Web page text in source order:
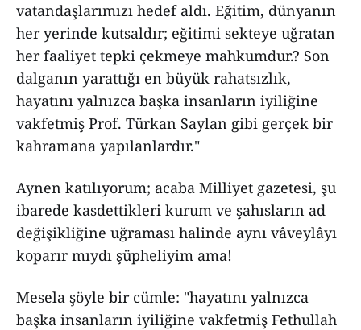
vatandaşlarımızı hedef aldı. Eğitim, dünyanın
her yerinde kutsaldır; eğitimi sekteye uğratan
her faaliyet tepki çekmeye mahkumdur.? Son
dalganın yarattığı en büyük rahatsızlık,
hayatını yalnızca başka insanların iyiliğine
vakfetmiş Prof. Türkan Saylan gibi gerçek bir
kahramana yapılanlardır."
Aynen katılıyorum; acaba Milliyet gazetesi, şu
ibarede kasdettikleri kurum ve şahısların ad
değişikliğine uğraması halinde aynı vâveylâyı
koparır mıydı şüpheliyim ama!
Mesela şöyle bir cümle: "hayatını yalnızca
başka insanların iyiliğine vakfetmiş Fethullah